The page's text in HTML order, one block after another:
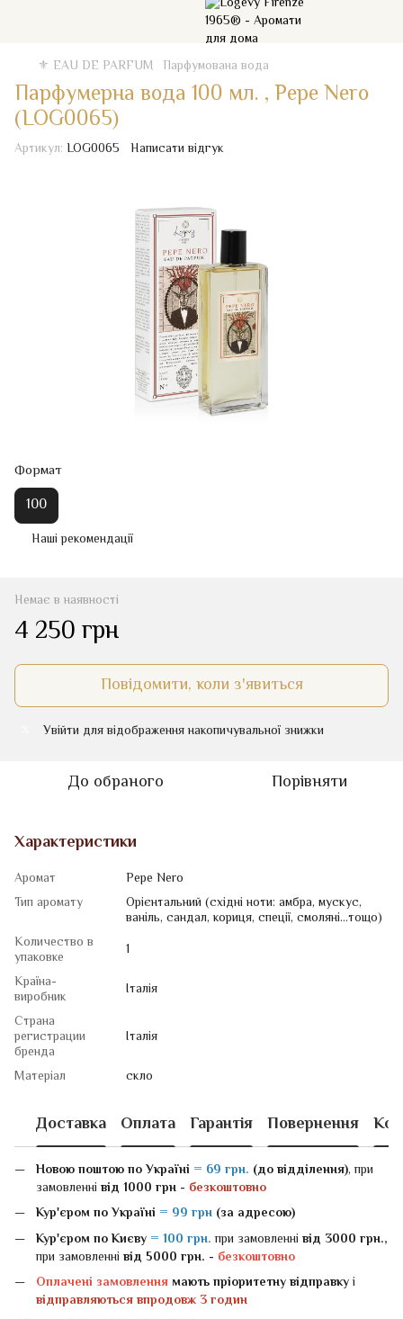
⚜️ EAU DE PARFUM Парфумована вода
Парфумерна вода 100 мл. , Pepe Nero
(LOG0065)
Артикул: LOG0065 Написати відгук
Формат
100
Наші рекомендації
Немає в наявності
4 250 грн
Повідомити, коли з'явиться
Увійти для відображення накопичувальної знижки
До обраного Порівняти
Характеристики
Аромат
Pepe Nero
Тип аромату
Орієнтальний (східні ноти: амбра, мускус,
ваніль, сандал, кориця, спеції, смоляні...тощо)
Количество в
упаковке
1
Країна-
виробник
Італія
Страна
регистрации
бренда
Італія
Матеріал
скло
Доставка Оплата Гарантія Повернення
Новою поштоюпо Україні = 69 грн. (до відділення), при
замовленні від 1000 грн - безкоштовно
Кур'єром по Україні = 99 грн (за адресою)
Кур'єром по Києву = 100 грн. при замовленні від 3000 грн.,
при замовленні від 5000 грн. - безкоштовно
Оплачені замовлення мають пріоритетну відправкуі
відправляються впродовж 3 годин